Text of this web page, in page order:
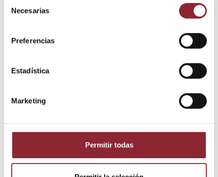
Necesarias
Preferencias
Estadística
Marketing
Permitir todas